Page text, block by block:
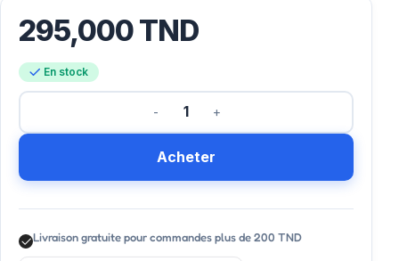
295,000TND
En stock
Acheter
Livraison gratuite pour commandes plus de 200 TND